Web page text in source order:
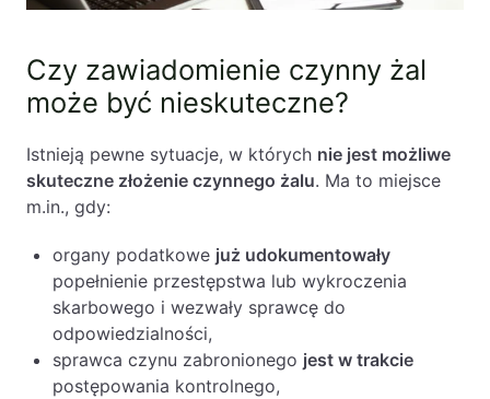
Czy zawiadomienie czynny żal
może być nieskuteczne?
Istnieją pewne sytuacje, w których nie jest możliwe
skuteczne złożenie czynnego żalu. Ma to miejsce
m.in., gdy:
organy podatkowe już udokumentowały
popełnienie przestępstwa lub wykroczenia
skarbowego i wezwały sprawcę do
odpowiedzialności,
sprawca czynu zabronionego jest w trakcie
postępowania kontrolnego,